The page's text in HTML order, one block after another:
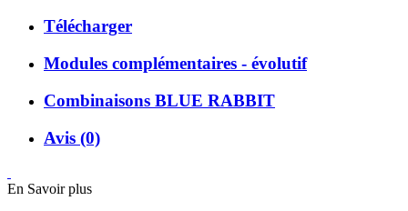
Télécharger
Modules complémentaires - évolutif
Combinaisons BLUE RABBIT
Avis (0)
En Savoir plus